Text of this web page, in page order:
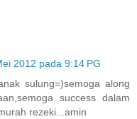
2012 pada 9:14 PG
sulung=)semoga along
success dalam
rezeki...amin